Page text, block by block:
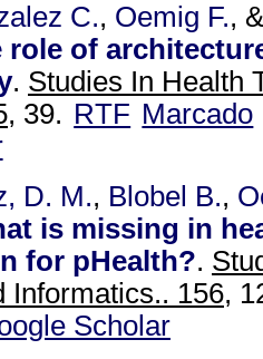
C., Oemig F.,
role of
. Studies In Health
39. RTF Marcado
D. M., Blobel B.,
is missing in
for pHealth?.
Informatics.. 156,
Scholar